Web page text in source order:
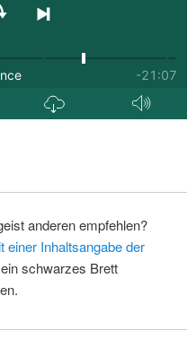
anderen empfehlen?
einer Inhaltsangabe der
schwarzes Brett